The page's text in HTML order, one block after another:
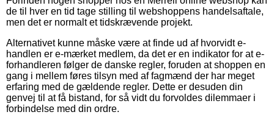
de til hver en tid tage stilling til webshoppens handelsaftale,
men det er normalt et tidskrævende projekt.
Alternativet kunne måske være at finde ud af hvorvidt e-
handlen er e-mærket medlem, da det er en indikator for at e-
forhandleren følger de danske regler, foruden at shoppen en
gang i mellem føres tilsyn med af fagmænd der har meget
erfaring med de gældende regler. Dette er desuden din
genvej til at få bistand, for så vidt du forvoldes dilemmaer i
forbindelse med din ordre.